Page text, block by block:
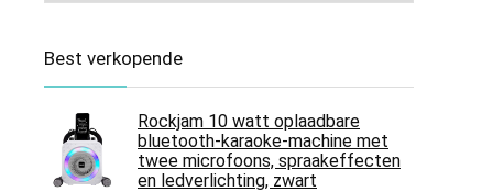
Best verkopende
Rockjam 10 watt oplaadbare
bluetooth-karaoke-machine met
twee microfoons, spraakeffecten
en ledverlichting, zwart